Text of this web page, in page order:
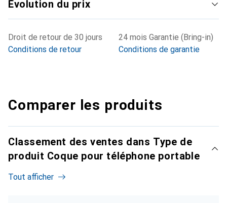
Évolution du prix
Droit de retour de 30 jours
Conditions de retour
24 mois Garantie (Bring-in)
Conditions de garantie
Comparer les produits
Classement des ventes dans Type de
produit Coque pour téléphone portable
Tout afficher